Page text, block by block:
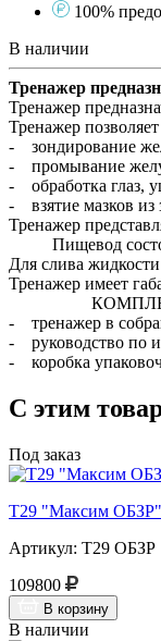
100%
В наличии
Тренажер
Тренажер
Тренажер
- зондирование
- промывание
- обработка глаз,
- взятие мазков из
Тренажер
Пищевод состоит
Для слива
Тренажер имеет
- тренажер в
- руководство по
- коробка
С этим
Под заказ
Т29 "Максим ОБЗР"
Артикул: Т29 ОБЗР
109800
В корзину
В наличии